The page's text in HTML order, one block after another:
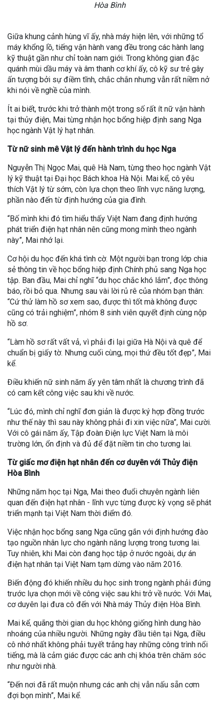
Hòa Bình
Giữa khung cảnh hùng vĩ ấy, nhà máy hiện lên, với những tổ
máy khổng lồ, tiếng vận hành vang đều trong các hành lang
kỹ thuật gần như chỉ toàn nam giới. Trong không gian đặc
quánh mùi dầu máy và âm thanh cơ khí ấy, cô kỹ sư trẻ gây
ấn tượng bởi sự điềm tĩnh, chắc chắn nhưng vẫn rất niềm nở
khi nói về nghề của mình.
Ít ai biết, trước khi trở thành một trong số rất ít nữ vận hành
tại thủy điện, Mai từng nhận học bổng hiệp định sang Nga
học ngành Vật lý hạt nhân.
Từ nữ sinh mê Vật lý đến hành trình du học Nga
Nguyễn Thị Ngọc Mai, quê Hà Nam, từng theo học ngành Vật
lý kỹ thuật tại Đại học Bách khoa Hà Nội. Mai kể, cô yêu
thích Vật lý từ sớm, còn lựa chọn theo lĩnh vực năng lượng,
phần nào đến từ định hướng của gia đình.
“Bố mình khi đó tìm hiểu thấy Việt Nam đang định hướng
phát triển điện hạt nhân nên cũng mong mình theo ngành
này”, Mai nhớ lại.
Cơ hội du học đến khá tình cờ. Một người bạn trong lớp chia
sẻ thông tin về học bổng hiệp định Chính phủ sang Nga học
tập. Ban đầu, Mai chỉ nghĩ “du học chắc khó lắm”, đọc thông
báo, rồi bỏ qua. Nhưng sau vài lời rủ rê của nhóm bạn thân:
“Cứ thử làm hồ sơ xem sao, được thì tốt mà không được
cũng có trải nghiệm”, nhóm 8 sinh viên quyết định cùng nộp
hồ sơ.
“Làm hồ sơ rất vất vả, vì phải đi lại giữa Hà Nội và quê để
chuẩn bị giấy tờ. Nhưng cuối cùng, mọi thứ đều tốt đẹp”, Mai
kể.
Điều khiến nữ sinh năm ấy yên tâm nhất là chương trình đã
có cam kết công việc sau khi về nước.
“Lúc đó, mình chỉ nghĩ đơn giản là được ký hợp đồng trước
như thế này thì sau này không phải đi xin việc nữa”, Mai cười.
Với cô gái năm ấy, Tập đoàn Điện lực Việt Nam là môi
trường lớn, ổn định và đủ để đặt niềm tin cho tương lai.
Từ giấc mơ điện hạt nhân đến cơ duyên với Thủy điện
Hòa Bình
Những năm học tại Nga, Mai theo đuổi chuyên ngành liên
quan đến điện hạt nhân - lĩnh vực từng được kỳ vọng sẽ phát
triển mạnh tại Việt Nam thời điểm đó.
Việc nhận học bổng sang Nga cũng gắn với định hướng đào
tạo nguồn nhân lực cho ngành năng lượng trong tương lai.
Tuy nhiên, khi Mai còn đang học tập ở nước ngoài, dự án
điện hạt nhân tại Việt Nam tạm dừng vào năm 2016.
Biến động đó khiến nhiều du học sinh trong ngành phải đứng
trước lựa chọn mới về công việc sau khi trở về nước. Với Mai,
cơ duyên lại đưa cô đến với Nhà máy Thủy điện Hòa Bình.
Mai kể, quãng thời gian du học không giống hình dung hào
nhoáng của nhiều người. Những ngày đầu tiên tại Nga, điều
cô nhớ nhất không phải tuyết trắng hay những công trình nổi
tiếng, mà là cảm giác được các anh chị khóa trên chăm sóc
như người nhà.
“Đến nơi đã rất muộn nhưng các anh chị vẫn nấu sẵn cơm
đợi bọn mình”, Mai kể.